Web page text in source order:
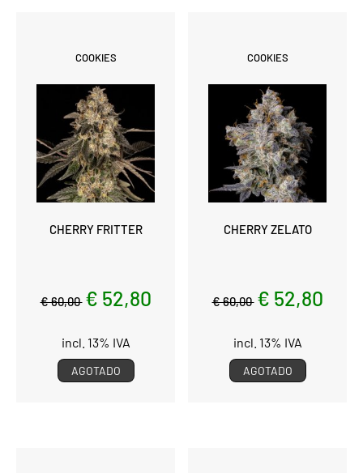
COOKIES
CHERRY FRITTER
€ 60,00 € 52,80
incl. 13% IVA
AGOTADO
COOKIES
CHERRY ZELATO
€ 60,00 € 52,80
incl. 13% IVA
AGOTADO